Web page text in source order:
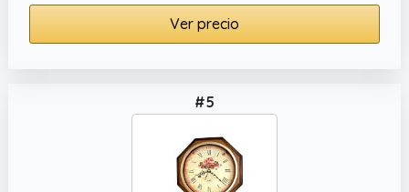
Ver precio
#5